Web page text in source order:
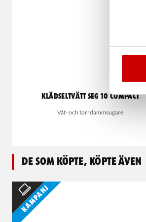
Klädseltvätt SEG 10 Compact
Våt- och torrdammsugare
De som köpte, köpte även
Kampanj